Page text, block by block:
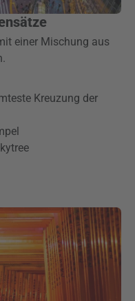
einer Mischung aus
Kreuzung der